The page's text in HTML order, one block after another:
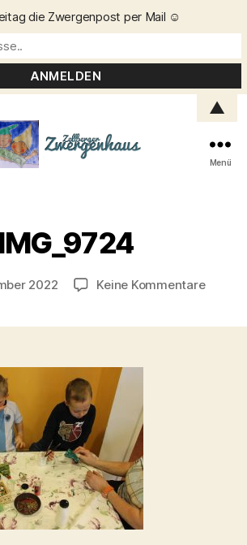
Menü
IMG_9724
Beitragsautor
n
C
ri
t
2022 Keine Kommentarezu
die Zwergenpost per Mail ☺️
▲